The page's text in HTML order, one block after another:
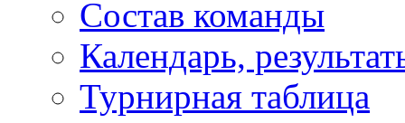
Состав команды
Календарь,
Турнирная таблица